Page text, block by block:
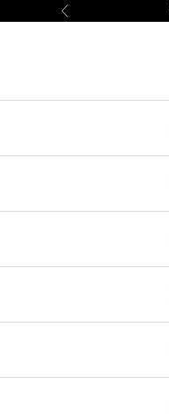
Vorige